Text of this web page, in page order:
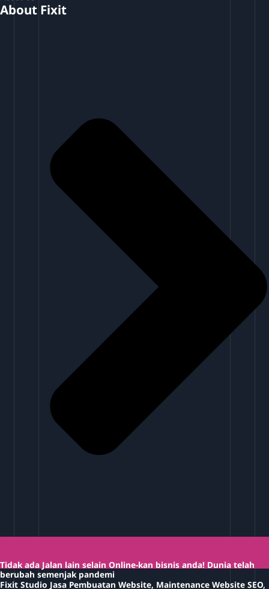
About Fixit
Tidak ada Jalan lain selain Online-kan bisnis anda! Dunia telah
berubah semenjak pandemi
Fixit Studio Jasa Pembuatan Website, Maintenance Website SEO,